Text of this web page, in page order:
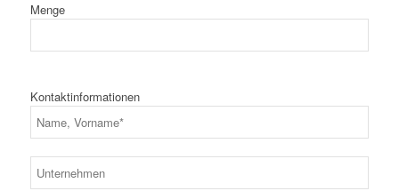
Menge
Kontaktinformationen